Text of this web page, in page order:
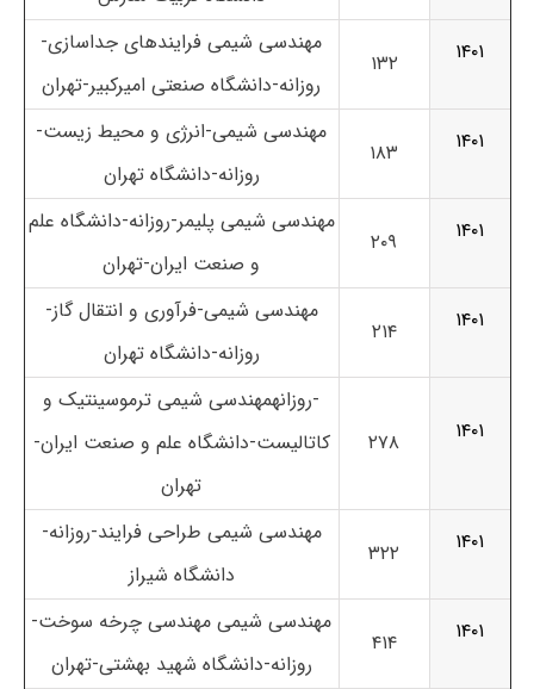
۱۴۰۱
۱۳۲
مهندسی شیمی فرایندهای جداسازی-
روزانه-دانشگاه صنعتی امیرکبیر-تهران
۱۴۰۱
۱۸۳
مهندسی شیمی-انرژی و محیط زیست-
روزانه-دانشگاه تهران
۱۴۰۱
۲۰۹
مهندسی شیمی پلیمر-روزانه-دانشگاه علم
و صنعت ایران-تهران
۱۴۰۱
۲۱۴
مهندسی شیمی-فرآوری و انتقال گاز-
روزانه-دانشگاه تهران
۱۴۰۱ ۲۷۸
-روزانهمهندسی شیمی ترموسینتیک و
کاتالیست-دانشگاه علم و صنعت ایران-
تهران
۱۴۰۱
۳۲۲
مهندسی شیمی طراحی فرایند-روزانه-
دانشگاه شیراز
۱۴۰۱
۴۱۴
مهندسی شیمی مهندسی چرخه سوخت-
روزانه-دانشگاه شهید بهشتی-تهران